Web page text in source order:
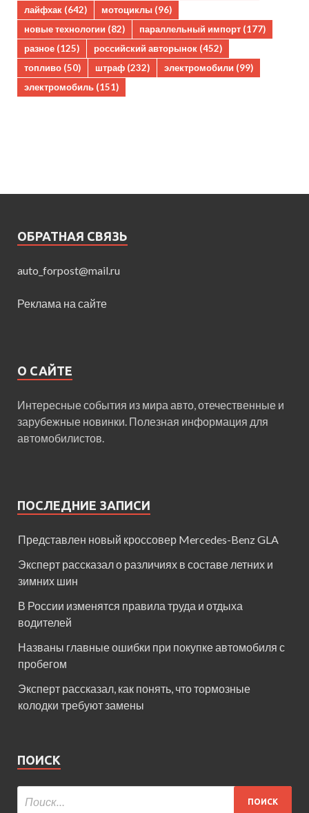
лайфхак (642) мотоциклы (96)
новые технологии (82) параллельный импорт (177)
разное (125) российский авторынок (452)
топливо (50) штраф (232) электромобили (99)
электромобиль (151)
ОБРАТНАЯ СВЯЗЬ
auto_forpost@mail.ru
Реклама на сайте
О САЙТЕ
Интересные события из мира авто, отечественные и
зарубежные новинки. Полезная информация для
автомобилистов.
ПОСЛЕДНИЕ ЗАПИСИ
Представлен новый кроссовер Mercedes-Benz GLA
Эксперт рассказал о различиях в составе летних и
зимних шин
В России изменятся правила труда и отдыха
водителей
Названы главные ошибки при покупке автомобиля с
пробегом
Эксперт рассказал, как понять, что тормозные
колодки требуют замены
ПОИСК